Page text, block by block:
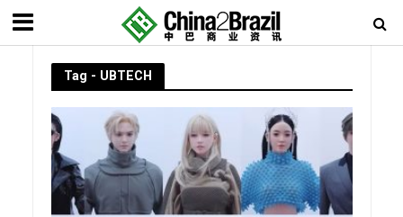
Tag - UBTECH